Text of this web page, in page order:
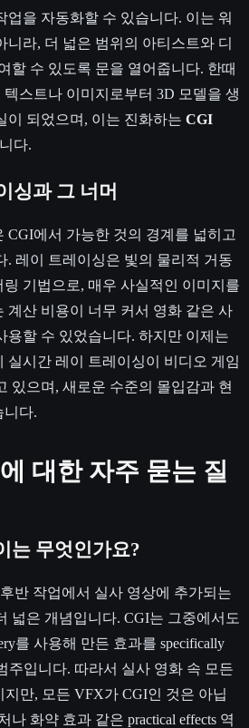
업을 자동화할 수 있습니다. 이는 워
니라, 더 넓은 범위의 아티스트와 디
할 수 있도록 문을 열어줍니다. 한때
스트나 이미지로부터 3D 모델을 생
이 되었으며, 이는 진화하는 CGI
다.
싱과 그 너머
CGI에서 가능한 것의 경계를 넓히고
. 레이 트레이싱은 빛의 물리적 거동
기법으로, 매우 사실적인 이미지를
계산 비용이 너무 커서 영화 같은 사
용할 수 있었습니다. 하지만 이제는
실시간 레이 트레이싱이 비디오 게임
있으며, 새로운 수준의 몰입감과 현
니다.
대한 자주 묻는 질
는 무엇인가요?
반 작업에서 실사 영상에 추가되는
넓은 개념입니다. CGI는 그중에서도
를 사용해 만든 효과를 specifically
주입니다. 따라서 실사 영화 속 모든
만, 모든 VFX가 CGI인 것은 아닙
나 화약 효과 같은 practical effects 역